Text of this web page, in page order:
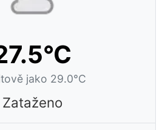
jako 29.0°C
Zataženo